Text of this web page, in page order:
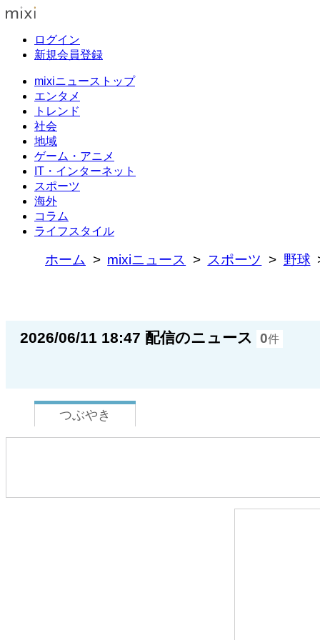
ログイン
新規会員登録
mixiニューストップ
エンタメ
トレンド
社会
地域
ゲーム・アニメ
IT・インターネット
スポーツ
海外
コラム
ライフスタイル
ホーム mixiニュース スポーツ 野球
2026/06/11 18:47 配信のニュース 0件
つぶやき